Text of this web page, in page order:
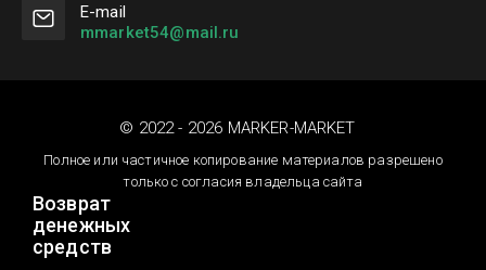
Е-mail
mmarket54@mail.ru
© 2022 - 2026 MARKER-MARKET
Полное или частичное копирование материалов разрешено
только с согласия владельца сайта
Возврат
денежных
средств